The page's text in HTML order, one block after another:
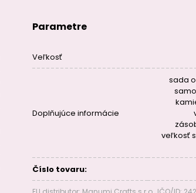
Parametre
Veľkosť
Doplňujúce informácie
sada
veľkosť
Číslo tovaru: